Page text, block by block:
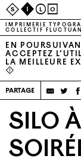
SILO
IMPRIMERIE
COLLECTIF
EN
ACCEPTEZ
LA MEILLEURE
⚠
partage
SILO